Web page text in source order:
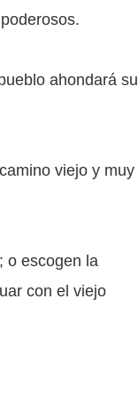
ahondará su
viejo y muy
o escogen la
con el viejo